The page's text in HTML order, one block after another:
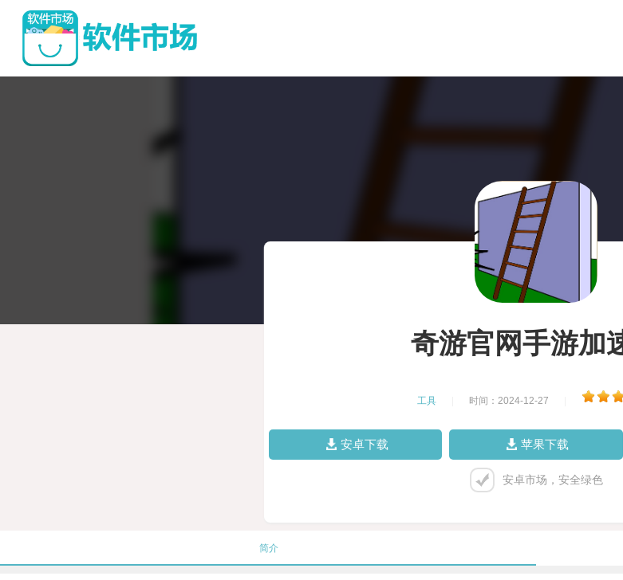
奇游官网手游加
工具 时间：2024-12-27
安卓下载 苹果下载
安卓市场，安全绿色
简介